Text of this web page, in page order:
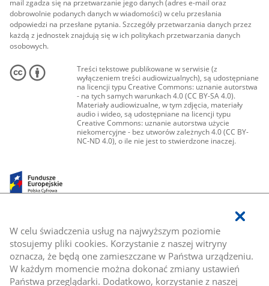
W celu świadczenia usług na najwyższym poziomie
stosujemy pliki cookies. Korzystanie z naszej witryny
oznacza, że będą one zamieszczane w Państwa urządzeniu.
W każdym momencie można dokonać zmiany ustawień
Państwa przeglądarki. Dodatkowo, korzystanie z naszej
mail zgadza się na przetwarzanie jego danych (adres e-mail oraz
dobrowolnie podanych danych w wiadomości) w celu przesłania
odpowiedzi na przesłane pytania. Szczegóły przetwarzania danych przez
każdą z jednostek znajdują się w ich politykach przetwarzania danych
osobowych.
Treści tekstowe publikowane w serwisie (z
wyłączeniem treści audiowizualnych), są udostępniane
na licencji typu Creative Commons: uznanie autorstwa
- na tych samych warunkach 4.0 (CC BY-SA 4.0).
Materiały audiowizualne, w tym zdjęcia, materiały
audio i wideo, są udostępniane na licencji typu
Creative Commons: uznanie autorstwa użycie
niekomercyjne - bez utworów zależnych 4.0 (CC BY-
NC-ND 4.0), o ile nie jest to stwierdzone inaczej.